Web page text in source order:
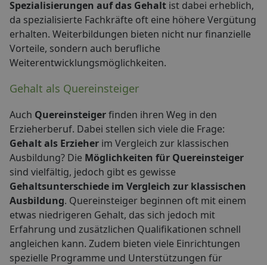
Spezialisierungen auf das Gehalt ist dabei erheblich,
da spezialisierte Fachkräfte oft eine höhere Vergütung
erhalten. Weiterbildungen bieten nicht nur finanzielle
Vorteile, sondern auch berufliche
Weiterentwicklungsmöglichkeiten.
Gehalt als Quereinsteiger
Auch Quereinsteigerfinden ihren Weg in den
Erzieherberuf. Dabei stellen sich viele die Frage:
Gehalt als Erzieher im Vergleich zur klassischen
Ausbildung? Die Möglichkeiten für Quereinsteiger
sind vielfältig, jedoch gibt es gewisse
Gehaltsunterschiede im Vergleich zur klassischen
Ausbildung. Quereinsteiger beginnen oft mit einem
etwas niedrigeren Gehalt, das sich jedoch mit
Erfahrung und zusätzlichen Qualifikationen schnell
angleichen kann. Zudem bieten viele Einrichtungen
spezielle Programme und Unterstützungen für